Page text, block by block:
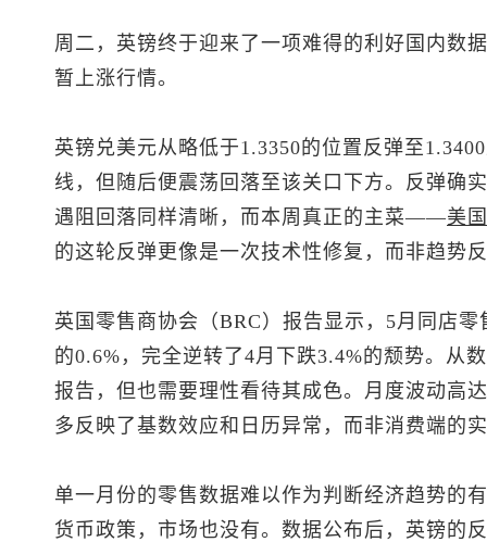
周二，英镑终于迎来了一项难得的利好国内数
暂上涨行情。
英镑兑美元从略低于1.3350的位置反弹至
线，但随后便震荡回落至该关口下方。反弹确
遇阻回落同样清晰，而本周真正的主菜——美国
的这轮反弹更像是一次技术性修复，而非趋势
英国零售商协会（BRC）报告显示，5月同店
的0.6%，完全逆转了4月下跌3.4%的颓势。从
报告，但也需要理性看待其成色。月度波动高
多反映了基数效应和日历异常，而非消费端的
单一月份的零售数据难以作为判断经济趋势的
货币政策，市场也没有。数据公布后，英镑的